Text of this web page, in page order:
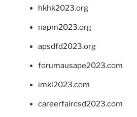
hkhk2023.org
napm2023.org
apsdfd2023.org
forumausape2023.com
imkl2023.com
careerfaircsd2023.com